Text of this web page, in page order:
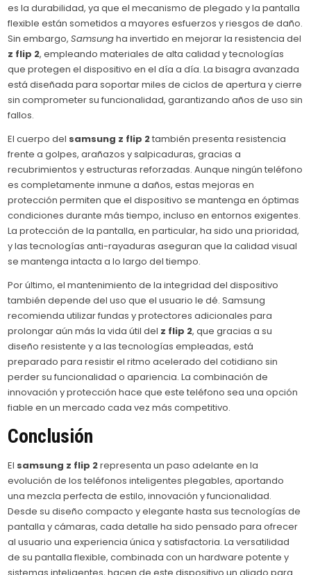
es la durabilidad, ya que el mecanismo de plegado y la pantalla
flexible están sometidos a mayores esfuerzos y riesgos de daño.
Sin embargo,Samsungha invertido en mejorar la resistencia del
z flip 2, empleando materiales de alta calidad y tecnologías
que protegen el dispositivo en el día a día. La bisagra avanzada
está diseñada para soportar miles de ciclos de apertura y cierre
sin comprometer su funcionalidad, garantizando años de uso sin
fallos.
El cuerpo del samsung z flip 2también presenta resistencia
frente a golpes, arañazos y salpicaduras, gracias a
recubrimientos y estructuras reforzadas. Aunque ningún teléfono
es completamente inmune a daños, estas mejoras en
protección permiten que el dispositivo se mantenga en óptimas
condiciones durante más tiempo, incluso en entornos exigentes.
La protección de la pantalla, en particular, ha sido una prioridad,
y las tecnologías anti-rayaduras aseguran que la calidad visual
se mantenga intacta a lo largo del tiempo.
Por último, el mantenimiento de la integridad del dispositivo
también depende del uso que el usuario le dé. Samsung
recomienda utilizar fundas y protectores adicionales para
prolongar aún más la vida útil del z flip 2, que gracias a su
diseño resistente y a las tecnologías empleadas, está
preparado para resistir el ritmo acelerado del cotidiano sin
perder su funcionalidad o apariencia. La combinación de
innovación y protección hace que este teléfono sea una opción
fiable en un mercado cada vez más competitivo.
Conclusión
El samsung z flip 2representa un paso adelante en la
evolución de los teléfonos inteligentes plegables, aportando
una mezcla perfecta de estilo, innovación y funcionalidad.
Desde su diseño compacto y elegante hasta sus tecnologías de
pantalla y cámaras, cada detalle ha sido pensado para ofrecer
al usuario una experiencia única y satisfactoria. La versatilidad
de su pantalla flexible, combinada con un hardware potente y